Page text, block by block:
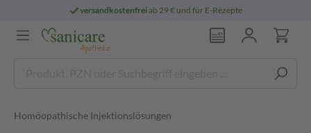
versandkostenfreiab 29 € und für E-Rezepte
Homöopathische Injektionslösungen